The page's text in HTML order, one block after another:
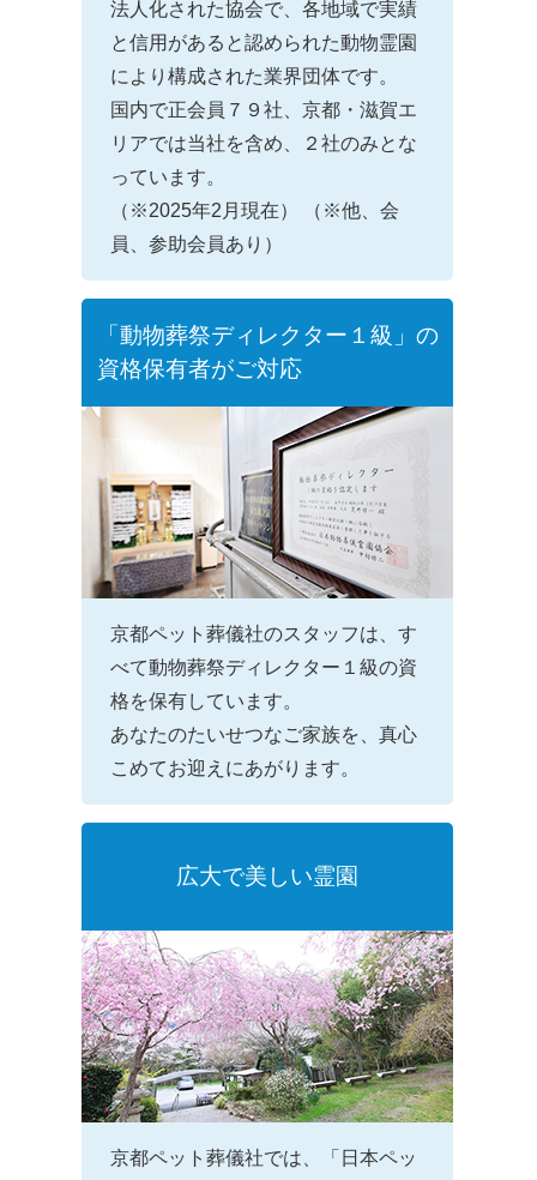
法人化された協会で、各地域で実績
と信用があると認められた動物霊園
により構成された業界団体です。
国内で正会員７９社、京都・滋賀エ
リアでは当社を含め、２社のみとな
っています。
（※2025年2月現在） （※他、会
員、参助会員あり）
「動物葬祭ディレクター１級」の
資格保有者がご対応
京都ペット葬儀社のスタッフは、す
べて動物葬祭ディレクター１級の資
格を保有しています。
あなたのたいせつなご家族を、真心
こめてお迎えにあがります。
広大で美しい霊園
京都ペット葬儀社では、「日本ペッ